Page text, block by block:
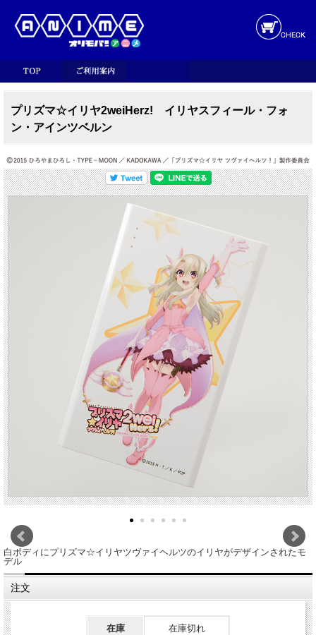
プリズマ☆イリヤ2weiHerz! イリヤスフィール・フォ
ン・アインツベルン
白ボディにプリズマ☆イリヤツヴァイヘルツのイリヤがデザインされたモ
デル
注文
在庫 在庫切れ